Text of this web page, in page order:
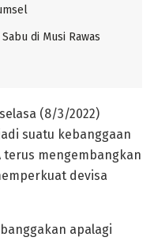
di Musi Rawas
(8/3/2022)
suatu kebanggaan
terus mengembangkan
devisa
apalagi